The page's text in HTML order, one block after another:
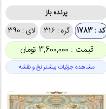
پرنده باز
کد : 1783 گره : 316 لای : 390
قیمت : 3,600,000 تومان
مشاهده جزئیات بیشتر نخ و نقشه